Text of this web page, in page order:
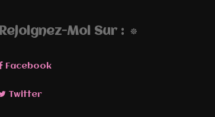
Rejoignez-Moi Sur :
Facebook
Twitter